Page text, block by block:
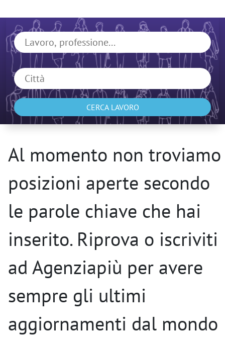
CERCA LAVORO
Al momento non troviamo
posizioni aperte secondo
le parole chiave che hai
inserito. Riprova o iscriviti
ad Agenziapiù per avere
sempre gli ultimi
aggiornamenti dal mondo